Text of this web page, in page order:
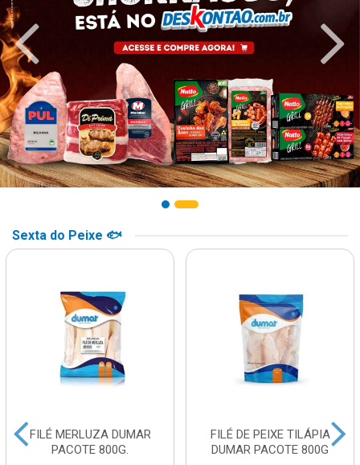
Sexta do Peixe 🐟
FILÉ MERLUZA DUMAR
PACOTE 800G.
FILÉ DE PEIXE TILÁPIA
DUMAR PACOTE 800G